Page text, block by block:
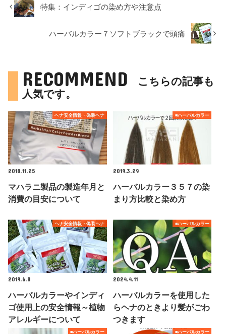
特集：インディゴの染め方や注意点
ハーバルカラー７ソフトブラックで頭痛
RECOMMEND
こちらの記事も
人気です。
ヘナ安全情報・偽装ヘナ
2018.11.25
マハラニ製品の製造年月と
消費の目安について
■ハーバルカラー
2019.3.29
ハーバルカラー３５７の染
まり方比較と染め方
ヘナ安全情報・偽装ヘナ
2019.6.8
ハーバルカラーやインディ
ゴ使用上の安全情報～植物
アレルギーについて
■ハーバルカラー
2024.4.11
ハーバルカラーを使用した
らヘナのときより髪がごわ
つきます
■ハーバルカラー ■ハーバルカラー